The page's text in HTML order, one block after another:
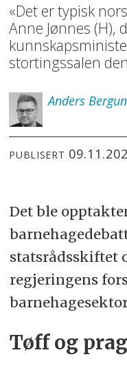
«Det er typisk
Anne Jønnes (H),
stortingssalen
Anders
PUBLISERT
Det ble
statsrådsskiftet
regjeringens
Tøff og